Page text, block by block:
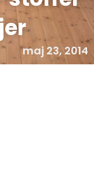
maj 23, 2014